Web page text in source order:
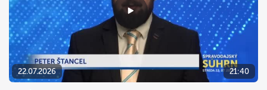
22.07.2026 21:40